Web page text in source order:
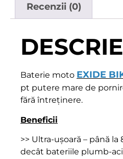
Recenzii (0)
Baterie moto EXIDE
pt putere mare de
fără întreținere.
Beneficii
>> Ultra-ușoară – până la
decât bateriile plumb-